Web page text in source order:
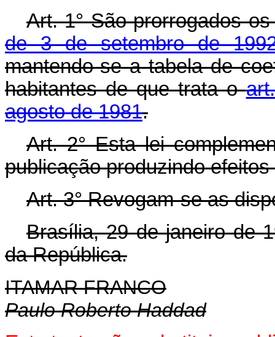
Art. 1° São prorrogados
de 3 de setembro de
mantendo-se a tabela de
habitantes de que trata o
agosto de 1981.
Art. 2° Esta lei
publicação produzindo
Art. 3° Revogam-se as
Brasília, 29 de janeiro de
da República.
ITAMAR FRANCO
Paulo Roberto Haddad